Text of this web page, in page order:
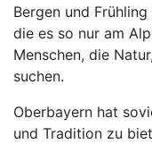
Bergen und
die es so nur am
Menschen, die
suchen.
Oberbayern hat
und Tradition zu